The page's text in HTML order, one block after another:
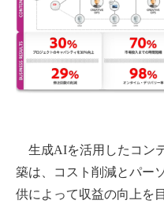
生成AIを活用したコン
築は、コスト削減とパー
供によって収益の向上を